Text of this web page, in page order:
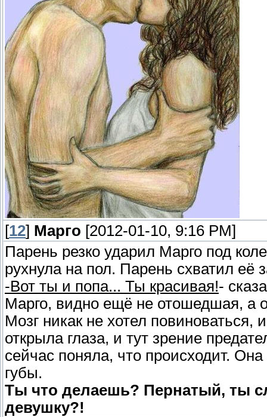
[12] Марго [2012-01-10, 9:16 PM]
Парень резко ударил Марго под
рухнула на пол. Парень схватил её
-Вот ты и попа... Ты красивая!-
Марго, видно ещё не отошедшая, а
Мозг никак не хотел
открыла глаза, и тут зрение
сейчас поняла, что происходит.
губы.
Ты что делаешь? Пернатый, ты
девушку?!